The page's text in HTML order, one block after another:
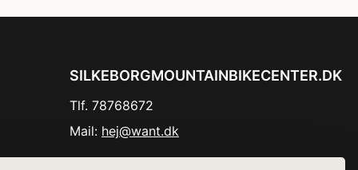
SILKEBORGMOUNTAINBIKECENTER.DK
Tlf. 78768672
Mail: hej@want.dk